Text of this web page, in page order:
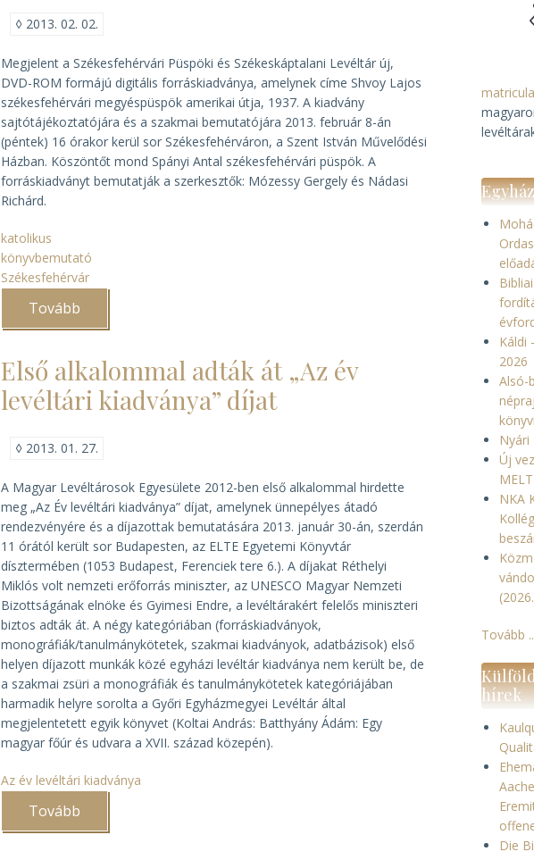
◊ 2013. 02. 02.
Megjelent a Székesfehérvári Püspöki és Székeskáptalani Levéltár új,
DVD-ROM formájú digitális forráskiadványa, amelynek címeShvoy Lajos
székesfehérvári megyéspüspök amerikai útja, 1937. A kiadvány
sajtótájékoztatójára és a szakmai bemutatójára 2013. február 8-án
(péntek) 16 órakor kerül sor Székesfehérváron, a Szent István Művelődési
Házban. Köszöntőt mond Spányi Antal székesfehérvári püspök. A
forráskiadványt bemutatják a szerkesztők: Mózessy Gergely és Nádasi
Richárd.
katolikus
könyvbemutató
Székesfehérvár
Tovább
Shvoy
amerikai
útjáról)
Első alkalommal adták át „Az év
levéltári kiadványa” díjat
◊ 2013. 01. 27.
A Magyar Levéltárosok Egyesülete 2012-ben első alkalommal hirdette
meg „Az Év levéltári kiadványa” díjat, amelynek ünnepélyes átadó
rendezvényére és a díjazottak bemutatására 2013. január 30-án, szerdán
11 órától került sor Budapesten, az ELTE Egyetemi Könyvtár
dísztermében (1053 Budapest, Ferenciek tere 6.). A díjakat Réthelyi
Miklós volt nemzeti erőforrás miniszter, az UNESCO Magyar Nemzeti
Bizottságának elnöke és Gyimesi Endre, a levéltárakért felelős miniszteri
biztos adták át. A négy kategóriában (forráskiadványok,
monográfiák/tanulmánykötetek, szakmai kiadványok, adatbázisok) első
helyen díjazott munkák közé egyházi levéltár kiadványa nem került be, de
a szakmai zsüri a monográfiák és tanulmánykötetek kategóriájában
harmadik helyre sorolta a Győri Egyházmegyei Levéltár által
megjelentetett egyik könyvet (Koltai András: Batthyány Ádám: Egy
magyar főúr és udvara a XVII. század közepén).
Az év levéltári kiadványa
Tovább
adták
Káldi
2026
Alsó-
Nyári
Új
NKA
Tovább
hírek
Die